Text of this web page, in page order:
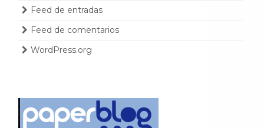
Feed de entradas
Feed de comentarios
WordPress.org